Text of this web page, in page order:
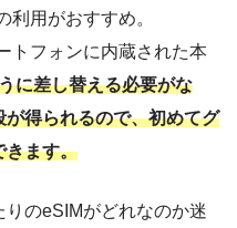
利用がおすすめ。
トフォンに内蔵された本
に差し替える必要がな
得られるので、初めてグ
きます。
のeSIMがどれなのか迷